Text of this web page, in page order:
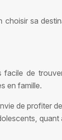
choisir sa
facile de
en famille.
de profiter